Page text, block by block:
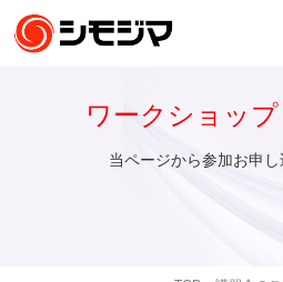
ワークショッ
当ページから参加お申し